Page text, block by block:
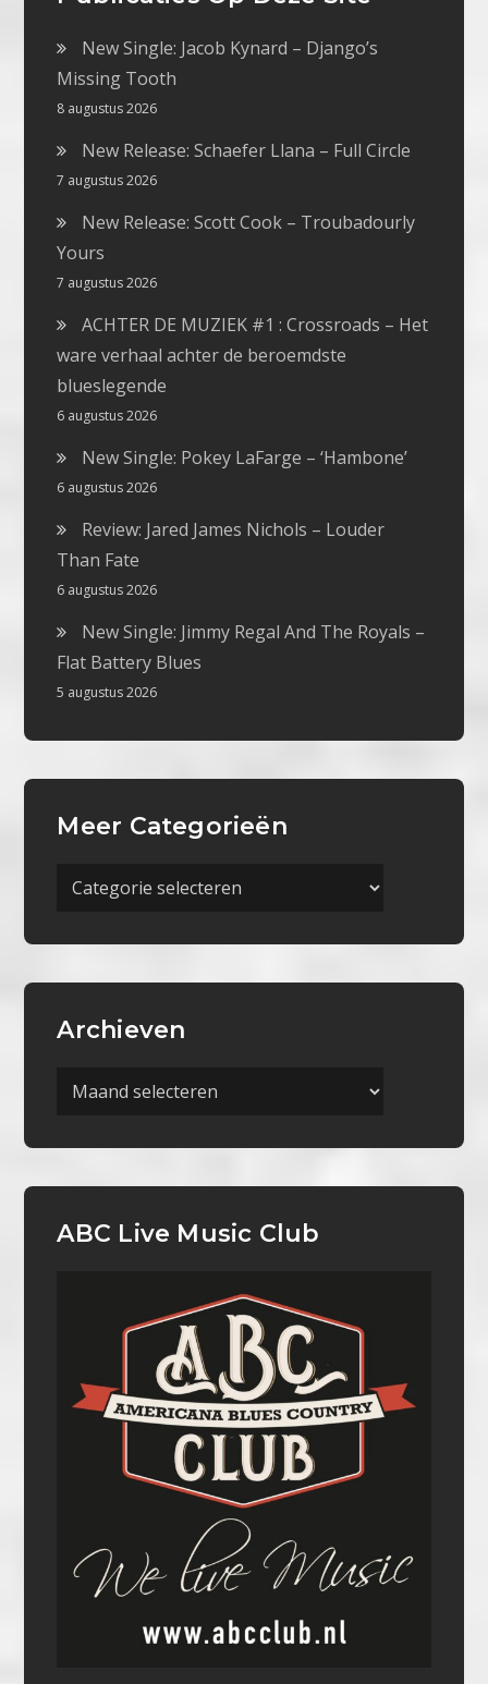
New Single: Jacob Kynard – Django’s
Missing Tooth
8 augustus 2026
New Release: Schaefer Llana – Full Circle
7 augustus 2026
New Release: Scott Cook – Troubadourly
Yours
7 augustus 2026
ACHTER DE MUZIEK #1 : Crossroads – Het
ware verhaal achter de beroemdste
blueslegende
6 augustus 2026
New Single: Pokey LaFarge – ‘Hambone’
6 augustus 2026
Review: Jared James Nichols – Louder
Than Fate
6 augustus 2026
New Single: Jimmy Regal And The Royals –
Flat Battery Blues
5 augustus 2026
Meer Categorieën
Meer
Archieven
Archieven
ABC Live Music Club